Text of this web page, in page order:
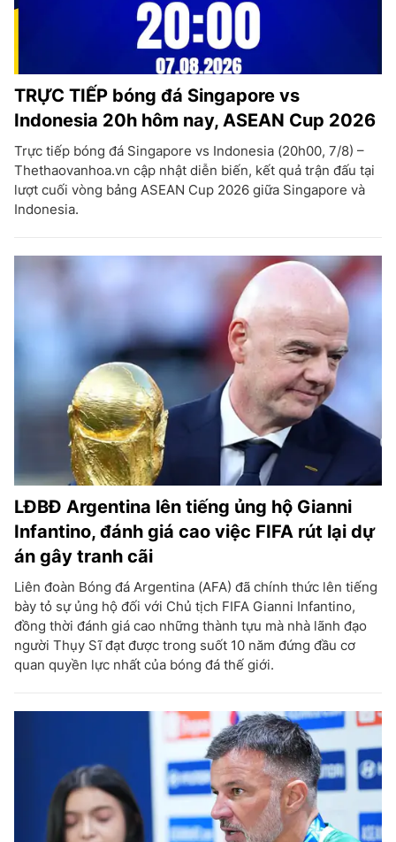
TRỰC TIẾP bóng đá Singapore vs
Indonesia 20h hôm nay, ASEAN Cup 2026
Trực tiếp bóng đá Singapore vs Indonesia (20h00, 7/8) –
Thethaovanhoa.vn cập nhật diễn biến, kết quả trận đấu tại
lượt cuối vòng bảng ASEAN Cup 2026 giữa Singapore và
Indonesia.
LĐBĐ Argentina lên tiếng ủng hộ Gianni
Infantino, đánh giá cao việc FIFA rút lại dự
án gây tranh cãi
Liên đoàn Bóng đá Argentina (AFA) đã chính thức lên tiếng
bày tỏ sự ủng hộ đối với Chủ tịch FIFA Gianni Infantino,
đồng thời đánh giá cao những thành tựu mà nhà lãnh đạo
người Thụy Sĩ đạt được trong suốt 10 năm đứng đầu cơ
quan quyền lực nhất của bóng đá thế giới.